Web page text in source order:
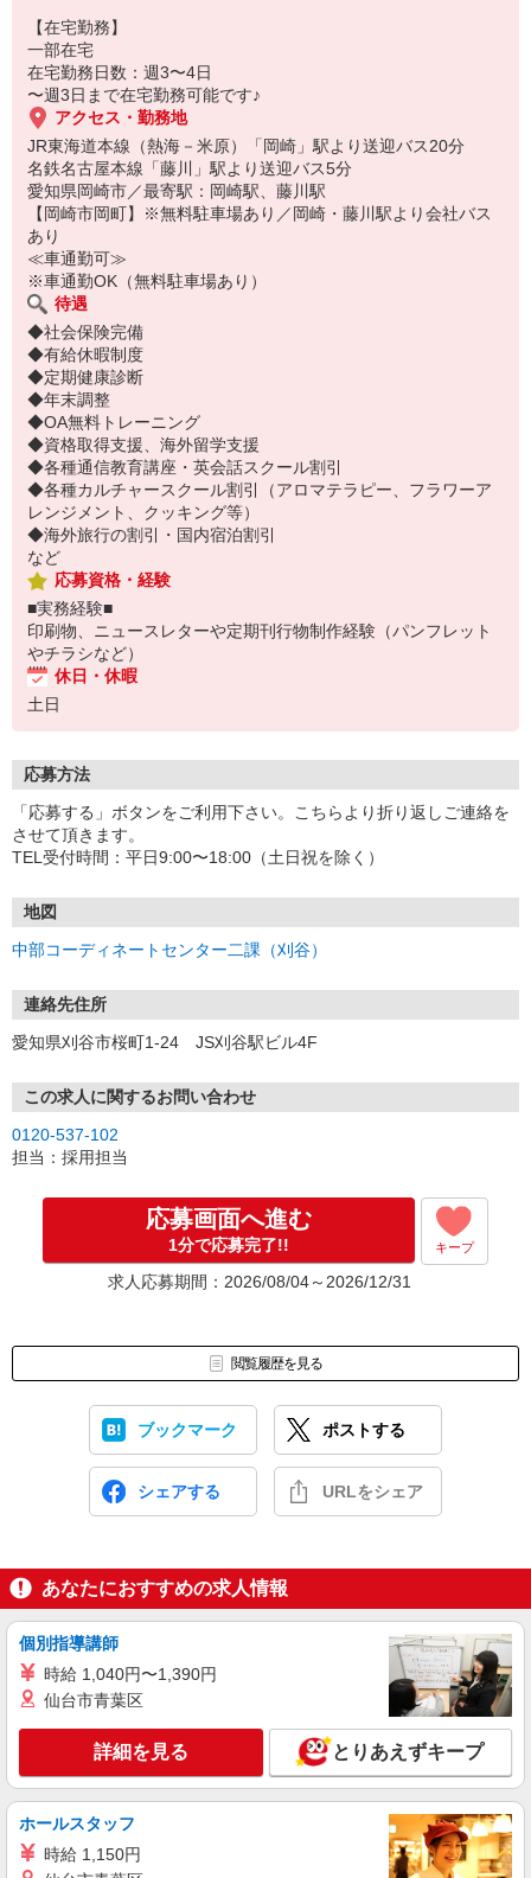
【在宅勤務】
一部在宅
在宅勤務日数：週3〜4日
〜週3日まで在宅勤務可能です♪
アクセス・勤務地
JR東海道本線（熱海－米原）「岡崎」駅より送迎バス20分
名鉄名古屋本線「藤川」駅より送迎バス5分
愛知県岡崎市／最寄駅：岡崎駅、藤川駅
【岡崎市岡町】※無料駐車場あり／岡崎・藤川駅より会社バス
あり
≪車通勤可≫
※車通勤OK（無料駐車場あり）
待遇
◆社会保険完備
◆有給休暇制度
◆定期健康診断
◆年末調整
◆OA無料トレーニング
◆資格取得支援、海外留学支援
◆各種通信教育講座・英会話スクール割引
◆各種カルチャースクール割引（アロマテラピー、フラワーア
レンジメント、クッキング等）
◆海外旅行の割引・国内宿泊割引
など
応募資格・経験
■実務経験■
印刷物、ニュースレターや定期刊行物制作経験（パンフレット
やチラシなど）
休日・休暇
土日
応募方法
「応募する」ボタンをご利用下さい。こちらより折り返しご連絡を
させて頂きます。
TEL受付時間：平日9:00〜18:00（土日祝を除く）
地図
中部コーディネートセンター二課（刈谷）
連絡先住所
愛知県刈谷市桜町1-24 JS刈谷駅ビル4F
この求人に関するお問い合わせ
0120-537-102
担当：採用担当
応募画面へ進む
1分で応募完了!! キープ
求人応募期間：2026/08/04～2026/12/31
閲覧履歴を見る
ブックマーク ポストする
シェアする URLをシェア
あなたにおすすめの求人情報
個別指導講師
時給 1,040円〜1,390円
仙台市青葉区
詳細を見る とりあえずキープ
ホールスタッフ
時給 1,150円